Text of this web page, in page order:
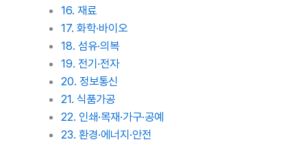
16. 재료
17. 화학·바이오
18. 섬유·의복
19. 전기·전자
20. 정보통신
21. 식품가공
22. 인쇄·목재·가구·공예
23. 환경·에너지·안전